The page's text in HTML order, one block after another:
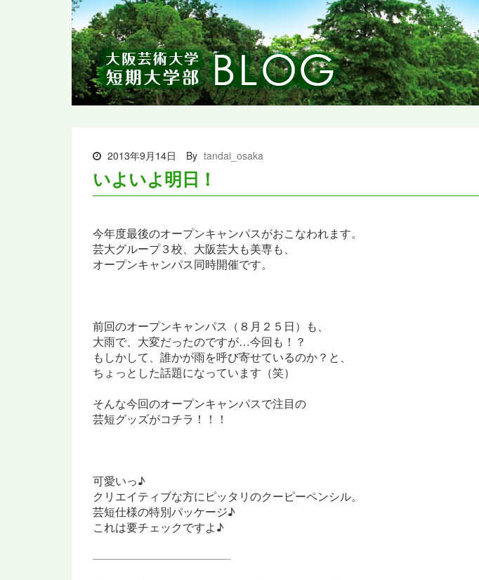
2013年9月14日 By tandai_osaka
いよいよ明日！
今年度最後のオープンキャンパスがおこなわれます。
芸大グループ３校、大阪芸大も美専も、
オープンキャンパス同時開催です。
前回のオープンキャンパス（８月２５日）も、
大雨で、大変だったのですが…今回も！？
もしかして、誰かが雨を呼び寄せているのか？と、
ちょっとした話題になっています（笑）
そんな今回のオープンキャンパスで注目の
芸短グッズがコチラ！！！
可愛いっ♪
クリエイティブな方にピッタリのクーピーペンシル。
芸短仕様の特別パッケージ♪
これは要チェックですよ♪
————————————-